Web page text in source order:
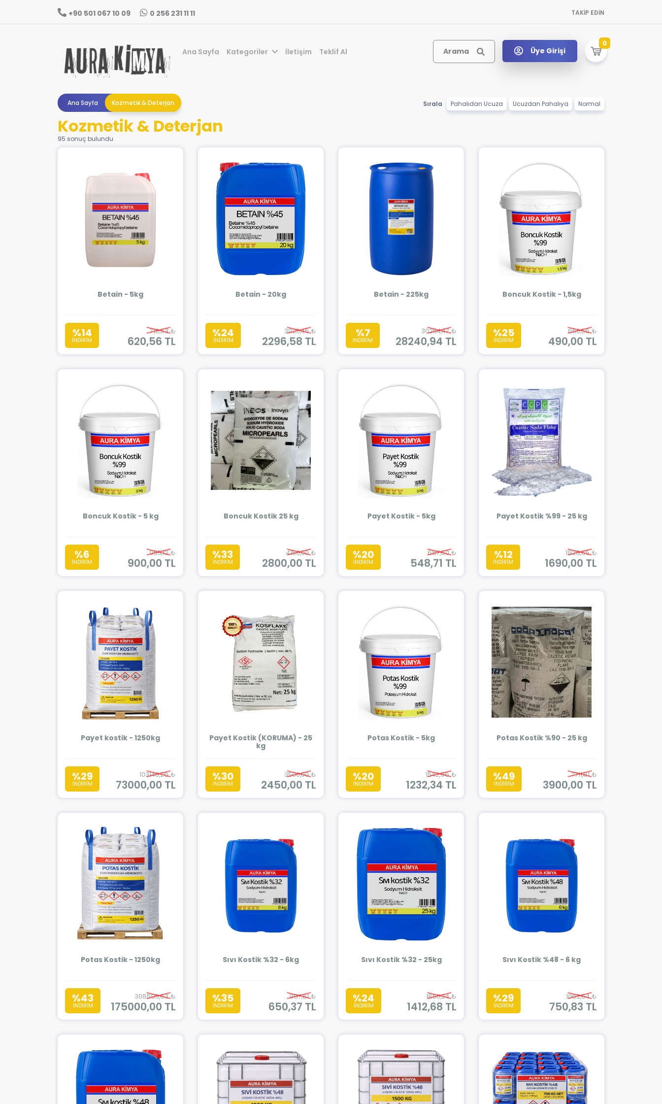
+90 501 067 10 09 0 256 231 11 11 TAKİP EDİN
0
Üye Girişi
Arama
Ana Sayfa Kategoriler İletişim Teklif Al
Ana Sayfa Kozmetik & Deterjan Sırala Pahalıdan Ucuza Ucuzdan Pahalıya Normal
Kozmetik & Deterjan
95 sonuç bulundu
Betain - 5kg
%14
İNDİRİM
718,53 ₺
620,56 TL
Betain - 20kg
%24
İNDİRİM
3025,45 ₺
2296,58 TL
Betain - 225kg
%7
İNDİRİM
30254,47 ₺
28240,94 TL
Boncuk Kostik - 1,5kg
%25
İNDİRİM
650,56 ₺
490,00 TL
Boncuk Kostik - 5 kg
%6
İNDİRİM
955,12 ₺
900,00 TL
Boncuk Kostik 25 kg
%33
İNDİRİM
4150,00 ₺
2800,00 TL
Payet Kostik - 5kg
%20
İNDİRİM
687,60 ₺
548,71 TL
Payet Kostik %99 - 25 kg
%12
İNDİRİM
1926,65 ₺
1690,00 TL
Payet kostik - 1250kg
%29
İNDİRİM
103140,26 ₺
73000,00 TL
Payet Kostik (KORUMA) - 25
kg
%30
İNDİRİM
3500,00 ₺
2450,00 TL
Potas Kostik - 5kg
%20
İNDİRİM
1542,96 ₺
1232,34 TL
Potas Kostik %90 - 25 kg
%49
İNDİRİM
7711,81 ₺
3900,00 TL
Potas Kostik - 1250kg
%43
İNDİRİM
308595,63 ₺
175000,00 TL
Sıvı Kostik %32 - 6kg
%35
İNDİRİM
997,81 ₺
650,37 TL
Sıvı Kostik %32 - 25kg
%24
İNDİRİM
1850,24 ₺
1412,68 TL
Sıvı Kostik %48 - 6 kg
%29
İNDİRİM
1062,64 ₺
750,83 TL